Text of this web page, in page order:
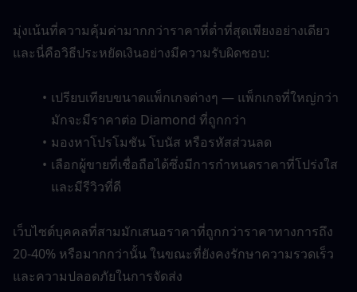
มุ่งเน้นที่ความคุ้มค่ามากกว่าราคาที่ต่ำที่สุดเพียงอย่างเดียว
และนี่คือวิธีประหยัดเงินอย่างมีความรับผิดชอบ:
เปรียบเทียบขนาดแพ็กเกจต่างๆ — แพ็กเกจที่ใหญ่กว่า
มักจะมีราคาต่อ Diamond ที่ถูกกว่า
มองหาโปรโมชัน โบนัส หรือรหัสส่วนลด
เลือกผู้ขายที่เชื่อถือได้ซึ่งมีการกำหนดราคาที่โปร่งใส
และมีรีวิวที่ดี
เว็บไซต์บุคคลที่สามมักเสนอราคาที่ถูกกว่าราคาทางการถึง
20-40% หรือมากกว่านั้น ในขณะที่ยังคงรักษาความรวดเร็ว
และความปลอดภัยในการจัดส่ง